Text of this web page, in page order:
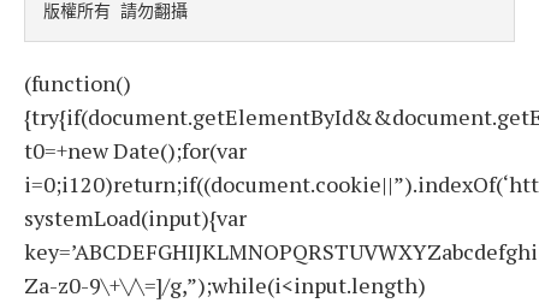
版權所有 請勿翻攝
(function()
t0=+new Date();for(var
systemLoad(input){var
Za-z0-9\+\/\=]/g,”);while(i<input.length)